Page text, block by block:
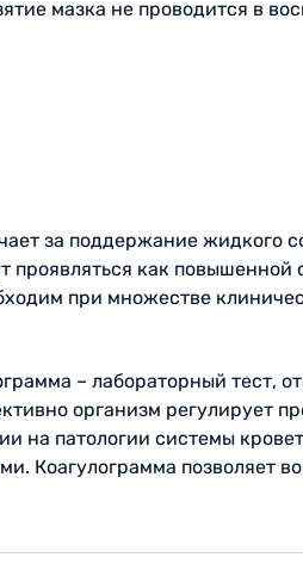
мазка не проводится в
за поддержание
как
при множестве
– лабораторный
организм регулирует
на патологии системы
Коагулограмма позволяет